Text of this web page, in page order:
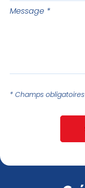
Message
* Champs obligatoires